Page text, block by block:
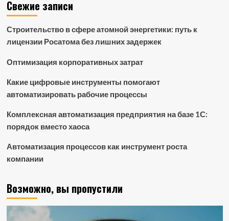
Свежие записи
Строительство в сфере атомной энергетики: путь к
лицензии Росатома без лишних задержек
Оптимизация корпоративных затрат
Какие цифровые инструменты помогают
автоматизировать рабочие процессы
Комплексная автоматизация предприятия на базе 1С:
порядок вместо хаоса
Автоматизация процессов как инструмент роста
компании
Возможно, вы пропустили